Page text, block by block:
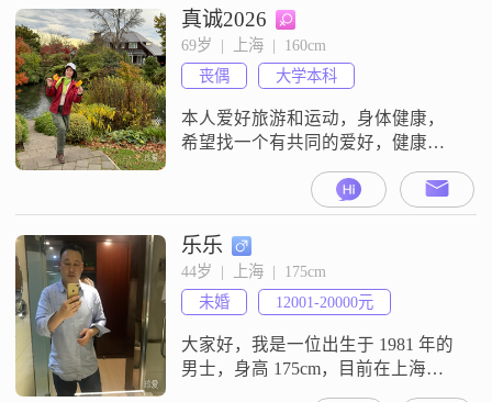
信，真诚可靠，喜欢享受当下的生
活，追求简单而真实的幸福
##3002##平时我喜欢制定旅行攻
略，探索不同的地方，感受各种文
化##3002##
真诚2026
69岁  |  上海  |  160cm
丧偶
大学本科
本人爱好旅游和运动，身体健康，
希望找一个有共同的爱好，健康，
开朗乐观的男士，陪伴余生
乐乐
44岁  |  上海  |  175cm
未婚
12001-20000元
大家好，我是一位出生于 1981 年的
男士，身高 175cm，目前在上海工